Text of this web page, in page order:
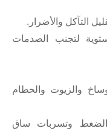
والأضرار.
الصدمات
والحطام
وتسربات ساق